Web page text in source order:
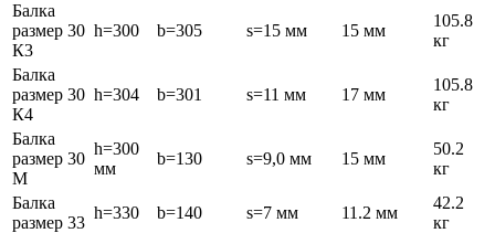
Балка
размер 30
К3
h=300 b=305 s=15 мм 15 мм
105.8
кг
Балка
размер 30
К4
h=304 b=301 s=11 мм 17 мм
105.8
кг
Балка
размер 30
М
h=300
мм
b=130 s=9,0 мм 15 мм
50.2
кг
Балка
размер 33
h=330 b=140 s=7 мм 11.2 мм
42.2
кг